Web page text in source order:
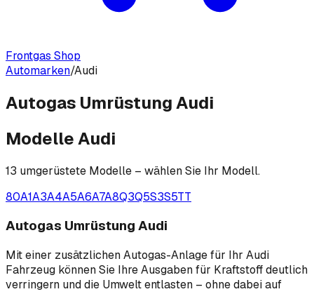
Frontgas Shop
Automarken/Audi
Autogas Umrüstung Audi
ModelleAudi
13 umgerüstete Modelle – wählen Sie Ihr Modell.
80A1A3A4A5A6A7A8Q3Q5S3S5TT
Autogas Umrüstung Audi
Mit einer zusätzlichen Autogas-Anlage für Ihr Audi
Fahrzeug können Sie Ihre Ausgaben für Kraftstoff deutlich
verringern und die Umwelt entlasten – ohne dabei auf